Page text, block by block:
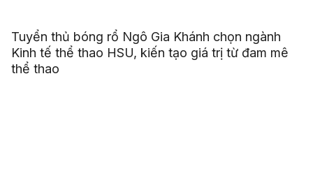
Tuyển thủ bóng rổ Ngô Gia Khánh chọn ngành
Kinh tế thể thao HSU, kiến tạo giá trị từ đam mê
thể thao